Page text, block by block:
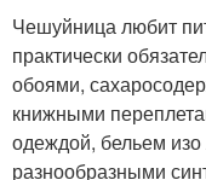
Чешуйница любит
практически
обоями,
книжными
одеждой, бельем
разнообразными